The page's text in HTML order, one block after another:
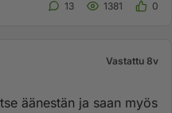
13 1381 0
Vastattu 8v